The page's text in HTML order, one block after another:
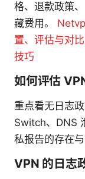
格、退款政策
藏费用。
置、评估与对
技巧
如何评估
重点看无日志
Switch、DNS
私报告的存在与
VPN 的日志